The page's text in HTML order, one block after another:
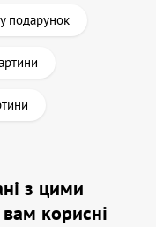
подарунок
з цими
корисні